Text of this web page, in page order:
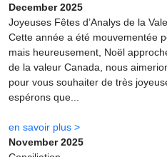
December 2025
Joyeuses Fêtes d’Analys de la
Cette année a été mouvementée
mais heureusement, Noël
de la valeur Canada, nous
pour vous souhaiter de très
espérons que...
en savoir plus >
November 2025